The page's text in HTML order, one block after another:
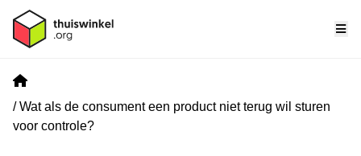
Home
Wat als de consument een product niet terug wil sturen
voor controle?